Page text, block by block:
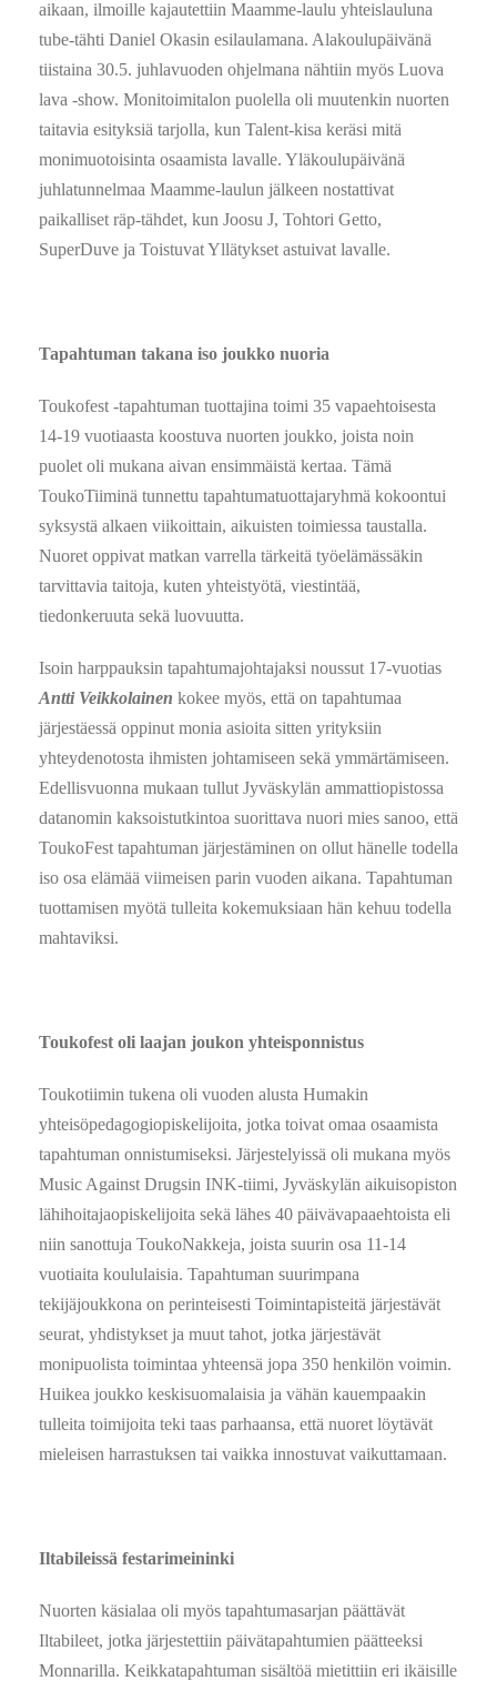
aikaan, ilmoille kajautettiin Maamme-laulu yhteislauluna
tube-tähti Daniel Okasin esilaulamana. Alakoulupäivänä
tiistaina 30.5. juhlavuoden ohjelmana nähtiin myös Luova
lava -show. Monitoimitalon puolella oli muutenkin nuorten
taitavia esityksiä tarjolla, kun Talent-kisa keräsi mitä
monimuotoisinta osaamista lavalle. Yläkoulupäivänä
juhlatunnelmaa Maamme-laulun jälkeen nostattivat
paikalliset räp-tähdet, kun Joosu J, Tohtori Getto,
SuperDuve ja Toistuvat Yllätykset astuivat lavalle.
Tapahtuman takana iso joukko nuoria
Toukofest -tapahtuman tuottajina toimi 35 vapaehtoisesta
14-19 vuotiaasta koostuva nuorten joukko, joista noin
puolet oli mukana aivan ensimmäistä kertaa. Tämä
ToukoTiiminä tunnettu tapahtumatuottajaryhmä kokoontui
syksystä alkaen viikoittain, aikuisten toimiessa taustalla.
Nuoret oppivat matkan varrella tärkeitä työelämässäkin
tarvittavia taitoja, kuten yhteistyötä, viestintää,
tiedonkeruuta sekä luovuutta.
Isoin harppauksin tapahtumajohtajaksi noussut 17-vuotias
Antti Veikkolainen kokee myös, että on tapahtumaa
järjestäessä oppinut monia asioita sitten yrityksiin
yhteydenotosta ihmisten johtamiseen sekä ymmärtämiseen.
Edellisvuonna mukaan tullut Jyväskylän ammattiopistossa
datanomin kaksoistutkintoa suorittava nuori mies sanoo, että
ToukoFest tapahtuman järjestäminen on ollut hänelle todella
iso osa elämää viimeisen parin vuoden aikana. Tapahtuman
tuottamisen myötä tulleita kokemuksiaan hän kehuu todella
mahtaviksi.
Toukofest oli laajan joukon yhteisponnistus
Toukotiimin tukena oli vuoden alusta Humakin
yhteisöpedagogiopiskelijoita, jotka toivat omaa osaamista
tapahtuman onnistumiseksi. Järjestelyissä oli mukana myös
Music Against Drugsin INK-tiimi, Jyväskylän aikuisopiston
lähihoitajaopiskelijoita sekä lähes 40 päivävapaaehtoista eli
niin sanottuja ToukoNakkeja, joista suurin osa 11-14
vuotiaita koululaisia. Tapahtuman suurimpana
tekijäjoukkona on perinteisesti Toimintapisteitä järjestävät
seurat, yhdistykset ja muut tahot, jotka järjestävät
monipuolista toimintaa yhteensä jopa 350 henkilön voimin.
Huikea joukko keskisuomalaisia ja vähän kauempaakin
tulleita toimijoita teki taas parhaansa, että nuoret löytävät
mieleisen harrastuksen tai vaikka innostuvat vaikuttamaan.
Iltabileissä festarimeininki
Nuorten käsialaa oli myös tapahtumasarjan päättävät
Iltabileet, jotka järjestettiin päivätapahtumien päätteeksi
Monnarilla. Keikkatapahtuman sisältöä mietittiin eri ikäisille